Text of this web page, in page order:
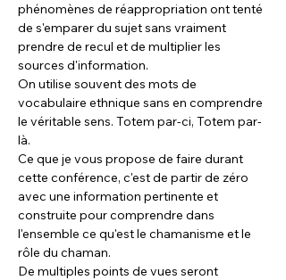
phénomènes de réappropriation ont tenté
de s'emparer du sujet sans vraiment
prendre de recul et de multiplier les
sources d'information.
On utilise souvent des mots de
vocabulaire ethnique sans en comprendre
le véritable sens. Totem par-ci, Totem par-
là.
Ce que je vous propose de faire durant
cette conférence, c'est de partir de zéro
avec une information pertinente et
construite pour comprendre dans
l'ensemble ce qu'est le chamanisme et le
rôle du chaman.
De multiples points de vues seront